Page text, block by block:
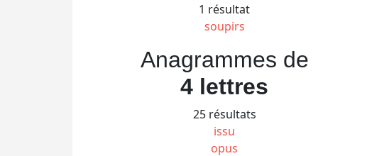
1 résultat
soupirs
Anagrammes de
4 lettres
25 résultats
issu
opus